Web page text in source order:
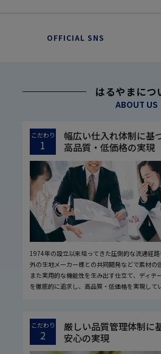
OFFICIAL SNS
はるやまにつ
ABOUT US
こだわり
1
幅広い仕入れ体制に基
高品質・低価格の実現
1974年の設立以来培ってきた圧倒的な流通経
外の生地メーカー様との共同開発などで素材の
また実用的な機能性を生み出す仕立て、ディテ
を徹底的に追求し、高品質・低価格を実現して
こだわり
2
厳しい品質管理体制に
安心の実現